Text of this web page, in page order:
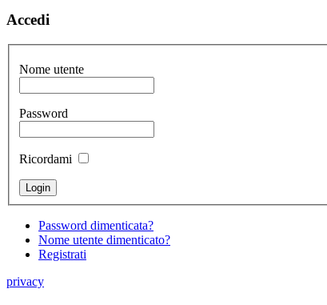
Accedi
Nome utente
Password
Ricordami
Password dimenticata?
Nome utente dimenticato?
Registrati
privacy